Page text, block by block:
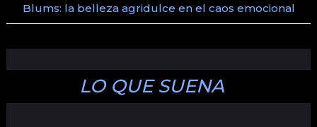
Blums: la belleza agridulce en el caos emocional
LO QUE SUENA